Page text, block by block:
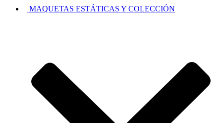
MAQUETAS ESTÁTICAS Y COLECCIÓN